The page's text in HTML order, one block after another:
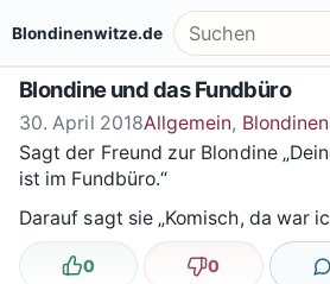
Blondinenwitze.de Suche nach:
Blondine und das Fundbüro
30. April 2018Allgemein, Blondinen
Sagt der Freund zur Blondine
ist im Fundbüro.“
Darauf sagt sie „Komisch, da war
Lustig
0 Nicht lustig
0